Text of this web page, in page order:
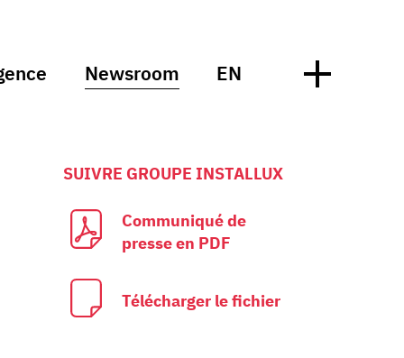
Newsroom EN
SUIVRE GROUPE INSTALLUX
Communiqué de
presse en PDF
Télécharger le fichier